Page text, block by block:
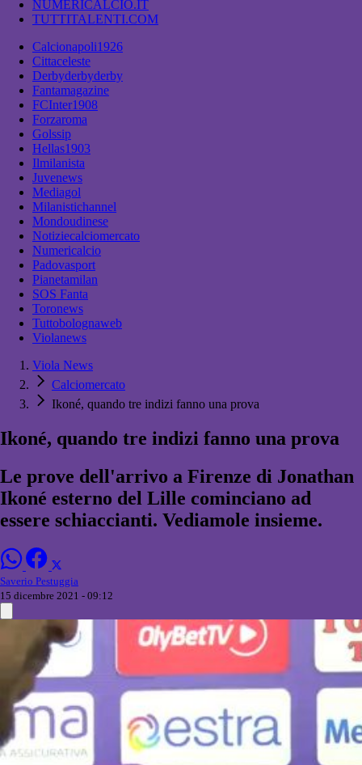
NUMERICALCIO.IT
TUTTITALENTI.COM
Calcionapoli1926
Cittaceleste
Derbyderbyderby
Fantamagazine
FCInter1908
Forzaroma
Golssip
Hellas1903
Ilmilanista
Juvenews
Mediagol
Milanistichannel
Mondoudinese
Notiziecalciomercato
Numericalcio
Padovasport
Pianetamilan
SOS Fanta
Toronews
Tuttobolognaweb
Violanews
Viola News
Calciomercato
Ikoné, quando tre indizi fanno una prova
Ikoné, quando tre indizi fanno una prova
Le prove dell'arrivo a Firenze di Jonathan
Ikoné esterno del Lille cominciano ad
essere schiaccianti. Vediamole insieme.
Saverio Pestuggia
15 dicembre 2021 - 09:12